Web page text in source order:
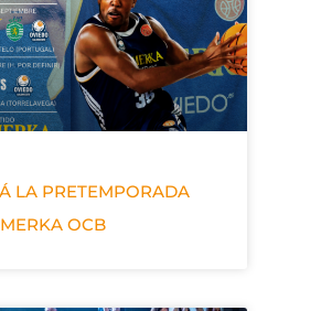
LA PRETEMPORADA
OCB